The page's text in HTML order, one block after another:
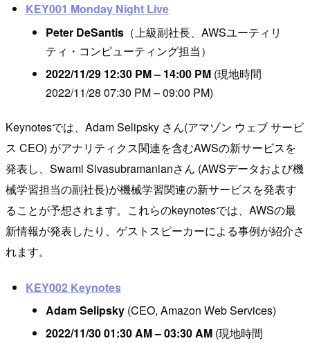
KEY001 Monday Night Live
Peter DeSantis（上級副社長、AWSユーティリ
ティ・コンピューティング担当）
2022/11/29 12:30 PM – 14:00 PM(現地時間
2022/11/28 07:30 PM – 09:00 PM)
Keynotesでは、Adam Selipsky さん(アマゾン ウェブ サービ
ス CEO) がアナリティクス関連を含むAWSの新サービスを
発表し、Swami Sivasubramanianさん (AWSデータおよび機
械学習担当の副社長)が機械学習関連の新サービスを発表す
ることが予想されます。これらのkeynotesでは、AWSの最
新情報が発表したり、ゲストスピーカーによる事例が紹介さ
れます。
KEY002 Keynotes
Adam Selipsky(CEO, Amazon Web Services)
2022/11/30 01:30 AM – 03:30 AM(現地時間